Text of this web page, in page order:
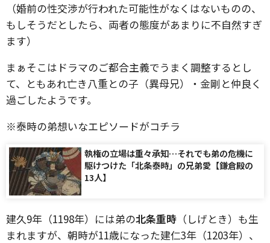
（婚前の性交渉が行われた可能性がなくはないものの、
もしそうだとしたら、両者の態度があまりに不自然すぎ
ます）
まぁそこはドラマのご都合主義でうまく調整するとし
て、ともあれ亡き八重との子（異母兄）・金剛と仲良く
過ごしたようです。
※泰時の弟想いなエピソードがコチラ
執権の立場は重々承知…それでも弟の危機に
駆けつけた「北条泰時」の兄弟愛【鎌倉殿の
13人】
建久9年（1198年）には弟の北条重時 （しげとき）も生
まれますが、朝時が11歳になった建仁3年（1203年）、